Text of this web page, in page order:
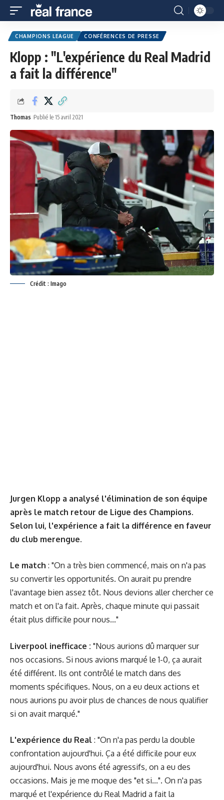
CHAMPIONS LEAGUE CONFÉRENCES DE PRESSE
Klopp : "L'expérience du Real Madrid
a fait la différence"
Thomas Publié le 15 avril 2021
Crédit : Imago
Jurgen Klopp a analysé l'élimination de son équipe
après le match retour de Ligue des Champions.
Selon lui, l'expérience a fait la différence en faveur
du club merengue.
Le match : "On a très bien commencé, mais on n'a pas
su convertir les opportunités. On aurait pu prendre
l'avantage bien assez tôt. Nous devions aller chercher ce
match et on l'a fait. Après, chaque minute qui passait
était plus difficile pour nous..."
Liverpool inefficace : "Nous aurions dû marquer sur
nos occasions. Si nous avions marqué le 1-0, ça aurait
été différent. Ils ont contrôlé le match dans des
moments spécifiques. Nous, on a eu deux actions et
nous aurions pu avoir plus de chances de nous qualifier
si on avait marqué."
L'expérience du Real : "On n'a pas perdu la double
confrontation aujourd'hui. Ça a été difficile pour eux
aujourd'hui. Nous avons été agressifs, on a eu des
occasions. Mais je me moque des "et si...". On n'a pas
marqué et l'expérience du Real Madrid a fait la